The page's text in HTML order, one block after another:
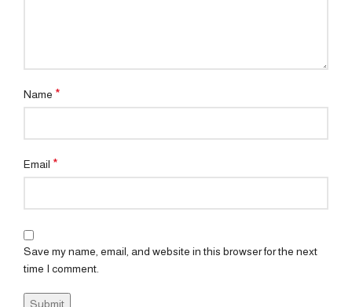
Name *
Email *
Save my name, email, and website in this browser for the next
time I comment.